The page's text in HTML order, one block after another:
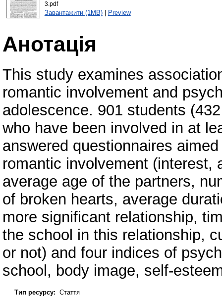
3.pdf
Завантажити (1MB)| Preview
Анотація
This study examines
romantic involvement and
adolescence. 901 students
who have been involved in at
answered questionnaires
romantic involvement (interest,
average age of the partners,
of broken hearts, average
more significant relationship,
the school in this relationship,
or not) and four indices of
school, body image, self-
Тип ресурсу: Стаття